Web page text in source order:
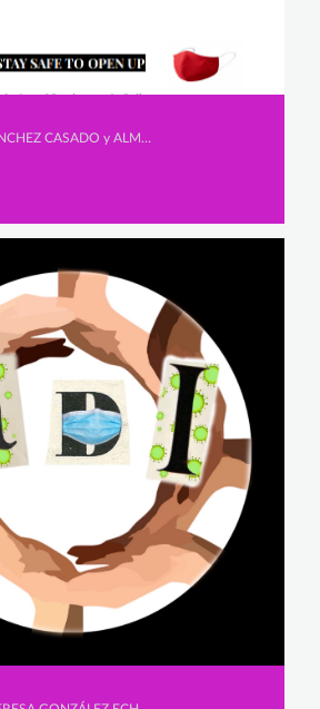
Secundaria, YAIZA SÁNCHEZ CASADO y ALMA CASTAÑO SALGUERO